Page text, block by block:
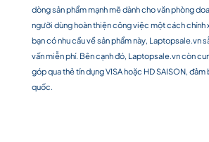
dòng sản phẩm mạnh mẽ dành cho văn phòng
người dùng hoàn thiện công việc một cách chính
bạn có nhu cầu về sản phẩm này, Laptopsale.vn
vấn miễn phí. Bên cạnh đó, Laptopsale.vn còn
góp qua thẻ tín dụng VISA hoặc HD SAISON, đảm
quốc.